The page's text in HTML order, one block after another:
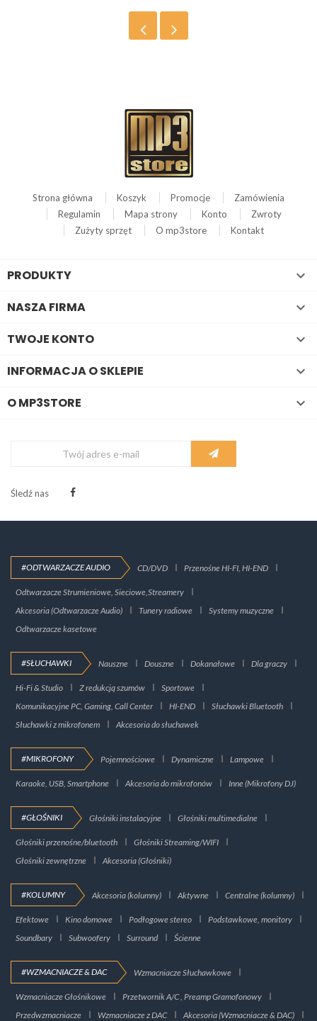
Strona główna Koszyk Promocje
Zamówienia
Regulamin
Mapa strony Konto
Zwroty
Zużyty sprzęt
O mp3store Kontakt
PRODUKTY 
NASZA FIRMA 
TWOJE KONTO 
INFORMACJA O SKLEPIE 
O MP3STORE 
Śledź nas
#ODTWARZACZE AUDIO CD/DVD Przenośne HI-FI, HI-END
Odtwarzacze Strumieniowe, Sieciowe,Streamery
Akcesoria (Odtwarzacze Audio)
Tunery radiowe
Systemy muzyczne
Odtwarzacze kasetowe
#SŁUCHAWKI Nauszne Douszne Dokanałowe Dla graczy
Hi-Fi & Studio Z redukcją szumów
Sportowe
Komunikacyjne PC, Gaming, Call Center
HI-END
Słuchawki Bluetooth
Słuchawki z mikrofonem
Akcesoria do słuchawek
#MIKROFONY Pojemnościowe Dynamiczne Lampowe
Karaoke, USB, Smartphone Akcesoria do mikrofonów Inne (Mikrofony DJ)
#GŁOŚNIKI Głośniki instalacyjne Głośniki multimedialne
Głośniki przenośne/bluetooth
Głośniki Streaming/WIFI
Głośniki zewnętrzne
Akcesoria (Głośniki)
#KOLUMNY Akcesoria (kolumny) Aktywne Centralne (kolumny)
Efektowe Kino domowe Podłogowe stereo
Podstawkowe, monitory
Soundbary
Subwoofery Surround Ścienne
#WZMACNIACZE & DAC Wzmacniacze Słuchawkowe
Wzmacniacze Głośnikowe
Przetwornik A/C , Preamp Gramofonowy
Przedwzmacniacze
Wzmacniacze z DAC Akcesoria (Wzmacniacze & DAC)